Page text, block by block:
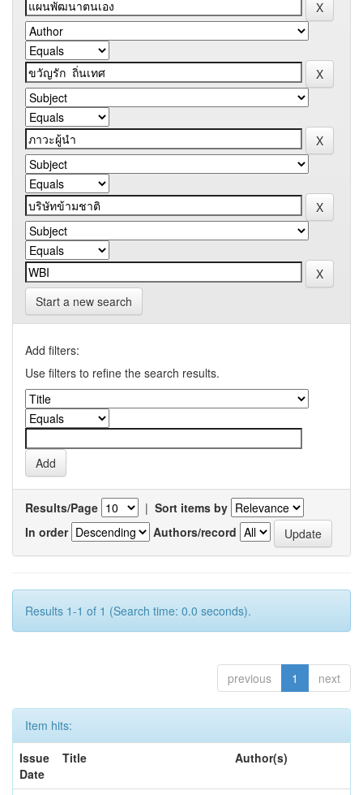
Start a new search
Add filters:
Use filters to refine the search results.
Results/Page | Sort items by
In order
Authors/record
Results 1-1 of 1 (Search time: 0.0 seconds).
previous 1 next
Item hits:
Issue
Date
Title Author(s)